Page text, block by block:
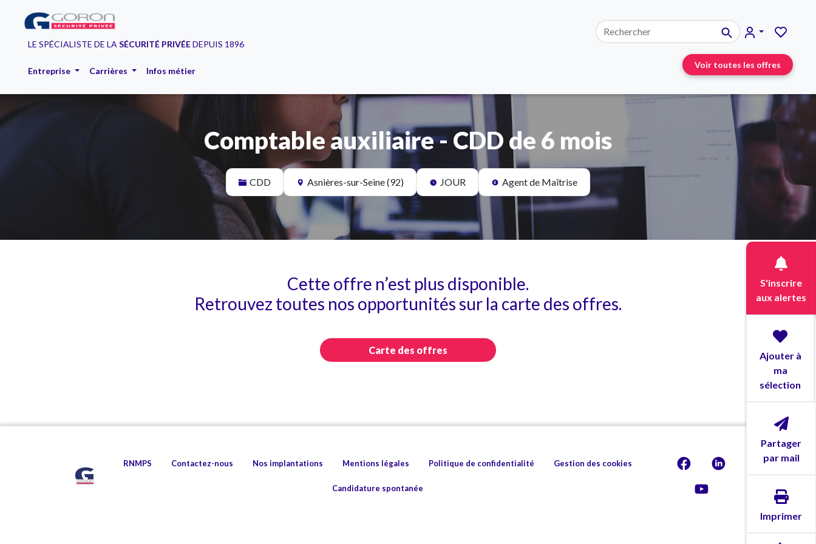
LE SPÉCIALISTE DE LA SÉCURITÉ PRIVÉEDEPUIS 1896
Entreprise Carrières Infos métier
Voir toutes les offres
S'inscrire
aux alertes
Ajouter à
ma
sélection
Partager
par mail
Imprimer
Comptable auxiliaire - CDD de 6 mois
CDD Asnières-sur-Seine (92) JOUR Agent de Maîtrise
Cette offre n’est plus disponible.
Retrouvez toutes nos opportunités sur la carte des offres.
Carte des offres
RNMPS Contactez-nous Nos implantations Mentions légales Politique de confidentialité Gestion des cookies
Candidature spontanée